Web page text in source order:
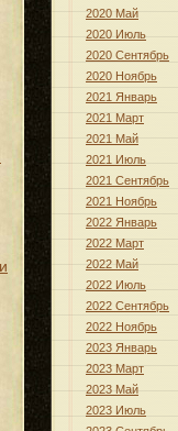
2020 Май
2020 Июль
2020 Сентябрь
2020 Ноябрь
2021 Январь
2021 Март
2021 Май
2021 Июль
2021 Сентябрь
2021 Ноябрь
2022 Январь
2022 Март
2022 Май
2022 Июль
2022 Сентябрь
2022 Ноябрь
2023 Январь
2023 Март
2023 Май
2023 Июль